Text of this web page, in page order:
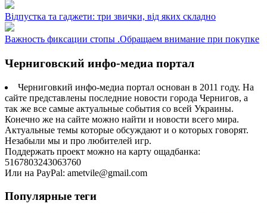
Відпустка та гаджети: три звички, від яких складно
Важность фиксации стопы .Обращаем внимание при покупке
Черниговский инфо-медиа портал
Черниговкий инфо-медиа портал основан в 2011 году. На
сайте представлены последние новости города Чернигов, а
так же все самые актуальные события со всей Украины.
Конечно же на сайте можно найти и новости всего мира.
Актуальные темы которые обсуждают и о которых говорят.
Незабыли мы и про любителей игр.
Поддержать проект можно на карту ощадбанка:
5167803243063760
Или на PayPal: ametvile@gmail.com
Популярные теги